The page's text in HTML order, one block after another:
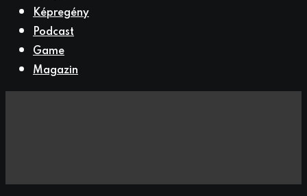
Képregény
Podcast
Game
Magazin